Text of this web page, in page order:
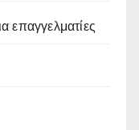
επαγγελματίες